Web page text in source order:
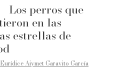
Los perros que
en las
estrellas de
Eurídice Aiymet Garavito García